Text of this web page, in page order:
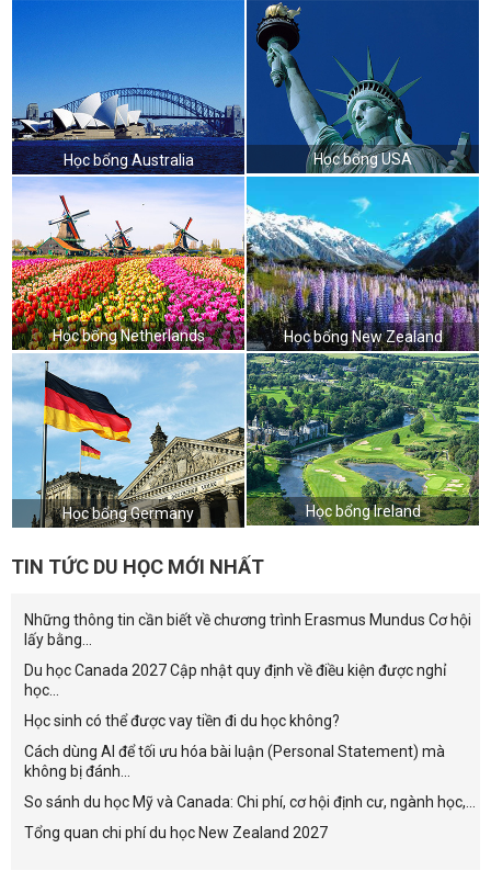
Học bổng Australia Học bổng USA
Học bổng Netherlands Học bổng New Zealand
Học bổng Germany Học bổng Ireland
TIN TỨC DU HỌC MỚI NHẤT
Những thông tin cần biết về chương trình Erasmus Mundus Cơ hội
lấy bằng...
Du học Canada 2027 Cập nhật quy định về điều kiện được nghỉ
học...
Học sinh có thể được vay tiền đi du học không?
Cách dùng AI để tối ưu hóa bài luận (Personal Statement) mà
không bị đánh...
So sánh du học Mỹ và Canada: Chi phí, cơ hội định cư, ngành học,...
Tổng quan chi phí du học New Zealand 2027